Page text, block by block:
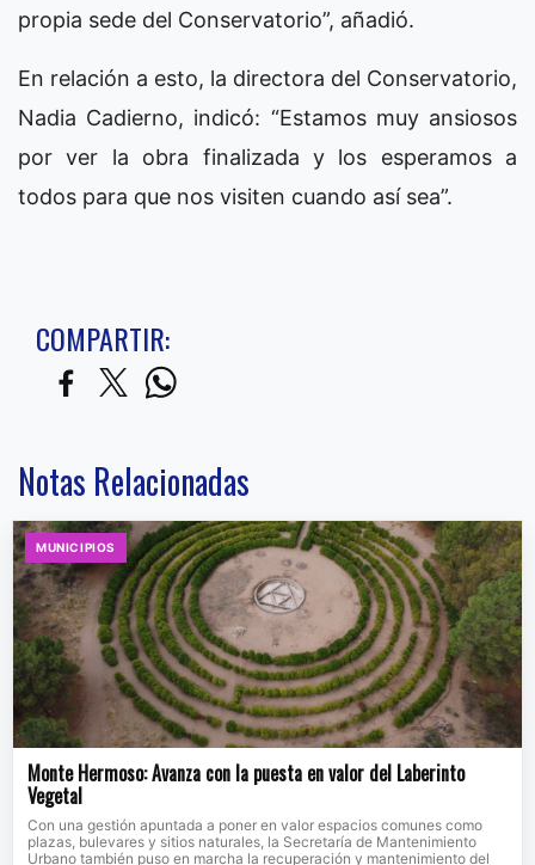
propia sede del Conservatorio”, añadió.
En relación a esto, la directora del Conservatorio,
Nadia Cadierno, indicó: “Estamos muy ansiosos
por ver la obra finalizada y los esperamos a
todos para que nos visiten cuando así sea”.
COMPARTIR:
Notas Relacionadas
MUNICIPIOS
Monte Hermoso: Avanza con la puesta en valor del Laberinto
Vegetal
Con una gestión apuntada a poner en valor espacios comunes como
plazas, bulevares y sitios naturales, la Secretaría de Mantenimiento
Urbano también puso en marcha la recuperación y mantenimiento del